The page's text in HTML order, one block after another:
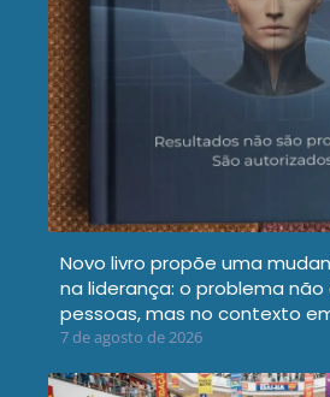
Novo livro propõe uma
na liderança: o problema
pessoas, mas no contexto
7 de agosto de 2026